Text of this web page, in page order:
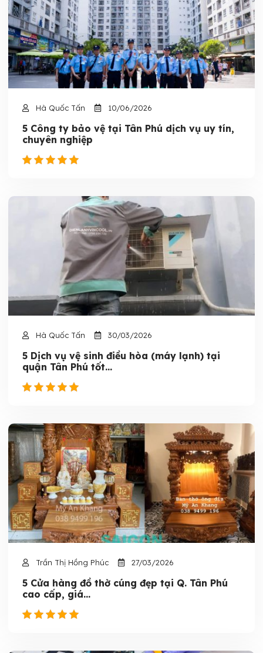
Hà Quốc Tấn 10/06/2026
5 Công ty bảo vệ tại Tân Phú dịch vụ uy tín,
chuyên nghiệp
Hà Quốc Tấn 30/03/2026
5 Dịch vụ vệ sinh điều hòa (máy lạnh) tại
quận Tân Phú tốt...
Trần Thị Hồng Phúc 27/03/2026
5 Cửa hàng đồ thờ cúng đẹp tại Q. Tân Phú
cao cấp, giá...